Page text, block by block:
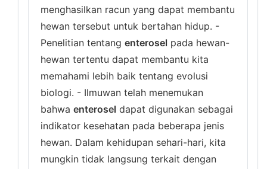
menghasilkan racun yang dapat membantu
hewan tersebut untuk bertahan hidup. -
Penelitian tentang enterosel pada hewan-
hewan tertentu dapat membantu kita
memahami lebih baik tentang evolusi
biologi. - Ilmuwan telah menemukan
bahwa enterosel dapat digunakan sebagai
indikator kesehatan pada beberapa jenis
hewan. Dalam kehidupan sehari-hari, kita
mungkin tidak langsung terkait dengan